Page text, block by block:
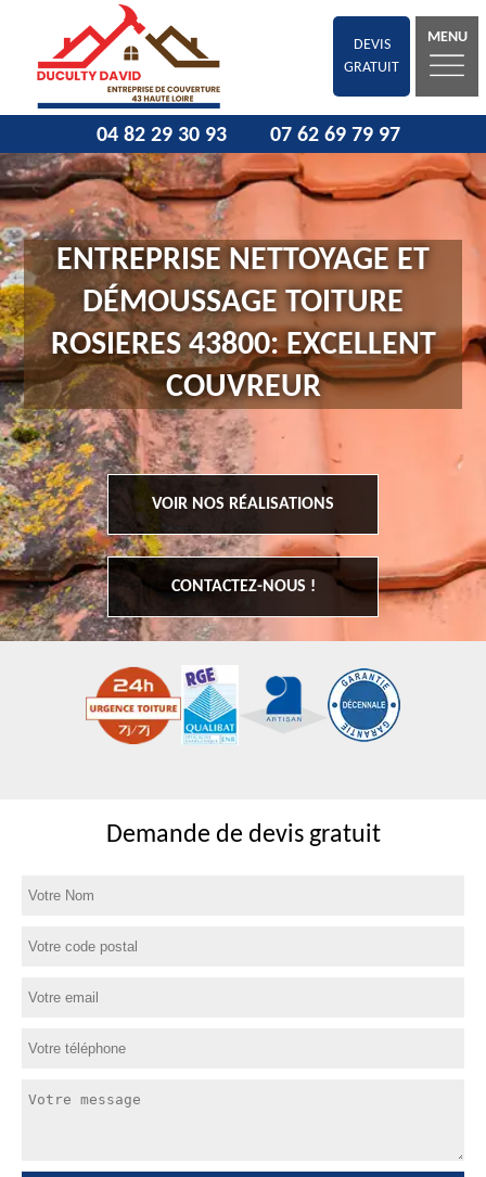
DEVIS
GRATUIT
MENU
04 82 29 30 93 07 62 69 79 97
ENTREPRISE NETTOYAGE ET
DÉMOUSSAGE TOITURE
ROSIERES 43800: EXCELLENT
COUVREUR
VOIR NOS RÉALISATIONS
CONTACTEZ-NOUS !
Demande de devis gratuit